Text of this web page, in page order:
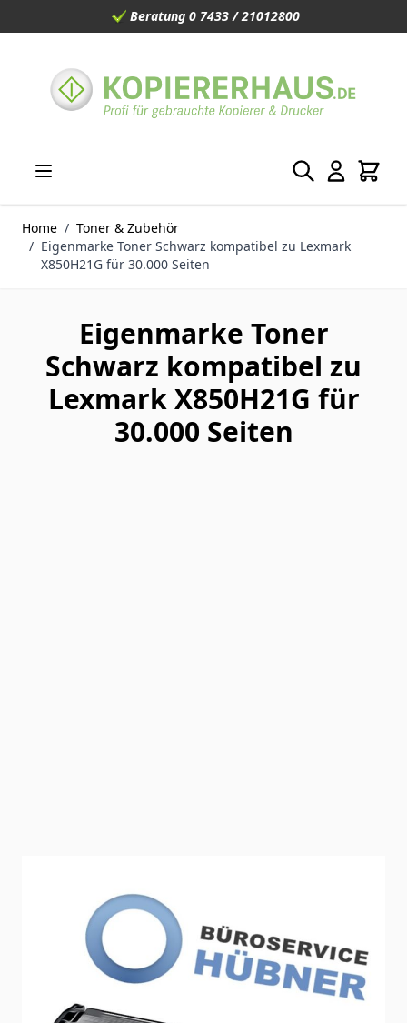
Beratung 0 7433 / 21012800
Home / Toner & Zubehör
/ Eigenmarke Toner Schwarz kompatibel zu Lexmark
X850H21G für 30.000 Seiten
Eigenmarke Toner
Schwarz kompatibel zu
Lexmark X850H21G für
30.000 Seiten
Zustand: rebuilt, Neuware
Versandart: Paket
Auf Lager